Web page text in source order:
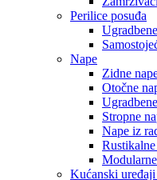
Perilice posuđa
Nape
Zidne
Otočne
Stropne
Nape iz
Kućanski